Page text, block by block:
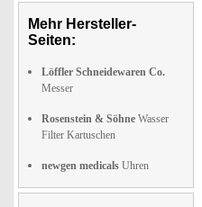
Mehr Hersteller-
Seiten:
Löffler Schneidewaren Co.
Messer
Rosenstein & Söhne Wasser
Filter Kartuschen
newgen medicals Uhren